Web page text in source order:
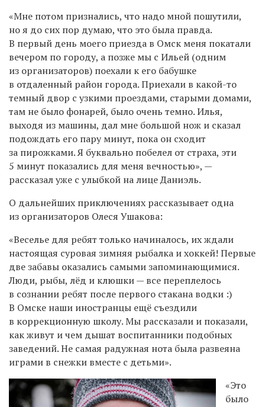
«Мне потом признались, что надо мной пошутили,
но я до сих пор думаю, что это была правда.
В первый день моего приезда в Омск меня покатали
вечером по городу, а позже мы с Ильей (одним
из организаторов) поехали к его бабушке
в отдаленный район города. Приехали в какой-то
темный двор с узкими проездами, старыми домами,
там не было фонарей, было очень темно. Илья,
выходя из машины, дал мне большой нож и сказал
подождать его пару минут, пока он сходит
за пирожками. Я буквально побелел от страха, эти
5 минут показались для меня вечностью», —
рассказал уже с улыбкой на лице Даниэль.
О дальнейших приключениях рассказывает одна
из организаторов Олеся Ушакова:
«Веселье для ребят только начиналось, их ждали
настоящая суровая зимняя рыбалка и хоккей! Первые
две забавы оказались самыми запоминающимися.
Люди, рыбы, лёд и клюшки — все переплелось
в сознании ребят после первого стакана водки :)
В Омске наши иностранцы ещё съездили
в коррекционную школу. Мы рассказали и показали,
как живут и чем дышат воспитанники подобных
заведений. Не самая радужная нота была развеяна
играми в снежки вместе с детьми».
«Это
было